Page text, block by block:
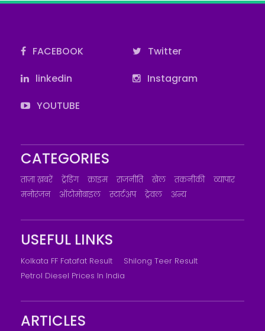
FACEBOOK
Twitter
linkedin
Instagram
YOUTUBE
CATEGORIES
ताज़ा ख़बरें ट्रेंडिंग क्राइम राजनीति खेल तकनीकी
व्यापार
मनोरंजन
ऑटोमोबाइल स्टार्टअप ट्रेवल अन्य
USEFUL LINKS
Kolkata FF Fatafat Result
Shilong Teer Result
Petrol Diesel Prices In India
ARTICLES